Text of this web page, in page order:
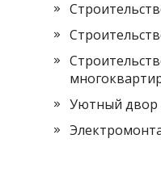
Уютный двор